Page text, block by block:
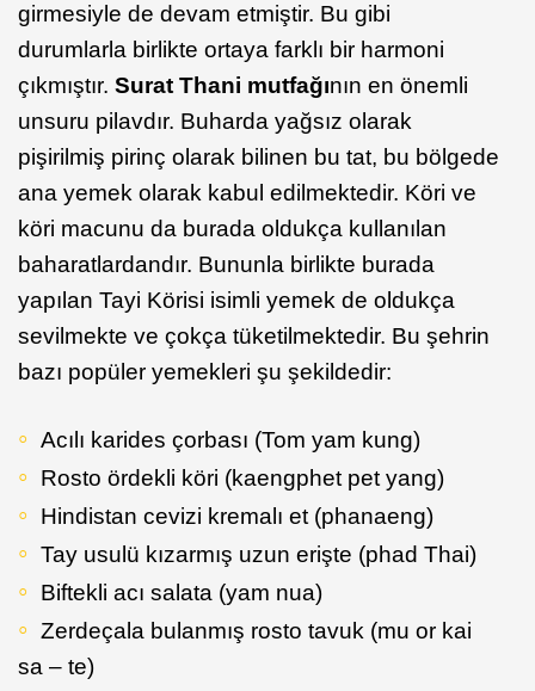
girmesiyle de devam etmiştir. Bu gibi
durumlarla birlikte ortaya farklı bir harmoni
çıkmıştır. Surat Thani mutfağının en önemli
unsuru pilavdır. Buharda yağsız olarak
pişirilmiş pirinç olarak bilinen bu tat, bu bölgede
ana yemek olarak kabul edilmektedir. Köri ve
köri macunu da burada oldukça kullanılan
baharatlardandır. Bununla birlikte burada
yapılan Tayi Körisi isimli yemek de oldukça
sevilmekte ve çokça tüketilmektedir. Bu şehrin
bazı popüler yemekleri şu şekildedir:
Acılı karides çorbası (Tom yam kung)
Rosto ördekli köri (kaengphet pet yang)
Hindistan cevizi kremalı et (phanaeng)
Tay usulü kızarmış uzun erişte (phad Thai)
Biftekli acı salata (yam nua)
Zerdeçala bulanmış rosto tavuk (mu or kai
sa – te)